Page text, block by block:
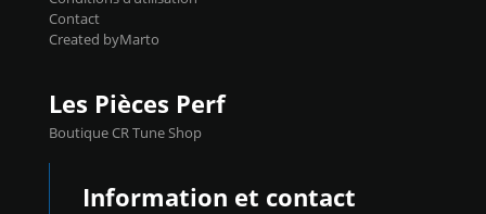
Contact
Created byMarto
Les Pièces Perf
Boutique CR Tune Shop
Information et contact